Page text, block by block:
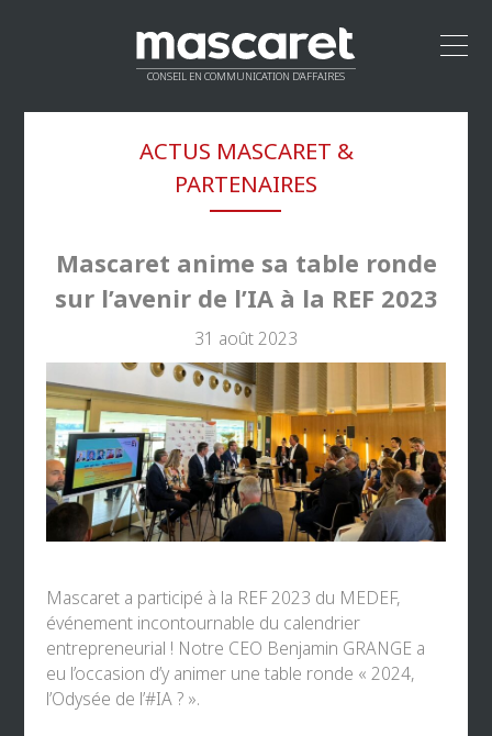
CONSEIL EN COMMUNICATION D’AFFAIRES
PROPOSITION DE VALEUR
CLIENTS
RÉSEAU
CONTACT
ACTUS MASCARET &
PARTENAIRES
Mascaret anime sa table ronde
sur l’avenir de l’IA à la REF 2023
31 août 2023
Mascaret a participé à la REF 2023 du MEDEF,
événement incontournable du calendrier
entrepreneurial ! Notre CEO Benjamin GRANGE a
eu l’occasion d’y animer une table ronde « 2024,
l’Odysée de l’#IA? ».